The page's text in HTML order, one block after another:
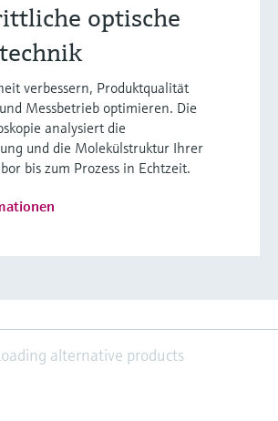
optische
verbessern, Produktqualität
Messbetrieb optimieren. Die
analysiert die
und die Molekülstruktur Ihrer
bis zum Prozess in Echtzeit.
alternative products